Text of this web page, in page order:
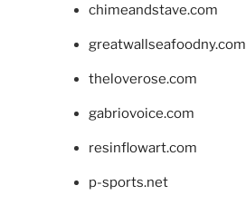
chimeandstave.com
greatwallseafoodny.com
theloverose.com
gabriovoice.com
resinflowart.com
p-sports.net